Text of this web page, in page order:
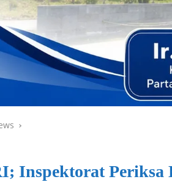
Inspektorat Periksa